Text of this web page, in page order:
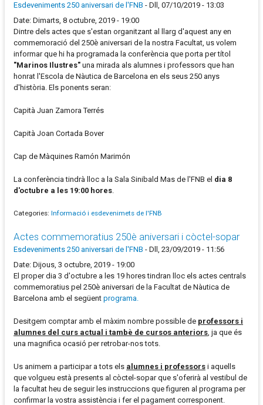
Esdeveniments 250 aniversari de l'FNB - Dll, 07/10/2019 - 13:03
Date: Dimarts, 8 octubre, 2019 - 19:00
Dintre dels actes que s'estan organitzant al llarg d'aquest any en
commemoració del 250è aniversari de la nostra Facultat, us volem
informar que hi ha programada la conferència que porta per títol
"Marinos Ilustres" una mirada als alumnes i professors que han
honrat l'Escola de Nàutica de Barcelona en els seus 250 anys
d'història. Els ponents seran:
Capità Juan Zamora Terrés
Capità Joan Cortada Bover
Cap de Màquines Ramón Marimón
La conferència tindrà lloc a la Sala Sinibald Mas de l'FNB el dia 8
d'octubre a les 19:00 hores
Categories: Informació i esdevenimets de l'FNB
Actes commemoratius 250è aniversari i còctel-sopar
Esdeveniments 250 aniversari de l'FNB - Dll, 23/09/2019 - 11:56
Date: Dijous, 3 octubre, 2019 - 19:00
El proper dia 3 d'octubre a les 19 hores tindran lloc els actes centrals
commemoratius pel 250è aniversari de la Facultat de Nàutica de
Barcelona amb el següent programa.
Desitgem comptar amb el màxim nombre possible de professors i
alumnes del curs actual i tambè de cursos anteriors , ja que és
una magnifica ocasió per retrobar-nos tots.
Us animem a participar a tots els alumnes i professors i aquells
que volgueu està presents al còctel-sopar que s'oferirà al vestibul de
la facultat heu de seguir les instruccions que figuren al programa per
confirmar la vostra assistència i fer el pagament corresponent.